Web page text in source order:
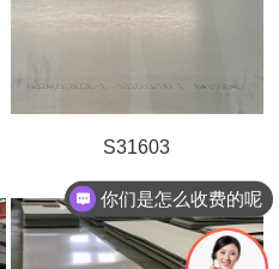
S31603
现在有优惠活动吗